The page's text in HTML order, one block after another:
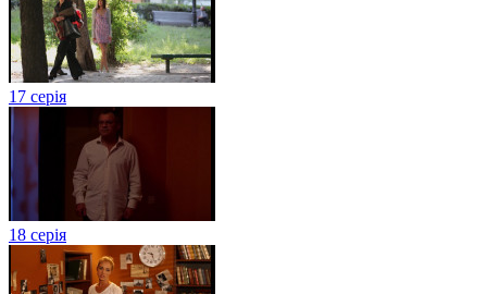
17 серія
18 серія